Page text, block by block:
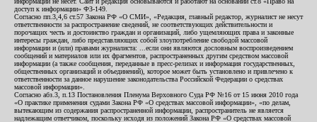
доступ к информации» ФЗ-149.
Согласно пп.3,4,6 ст.57 Закона РФ «О СМИ», «Редакция, главный редактор, журналист не несут
ответственности за распространение сведений, не соответствующих действительности и
порочащих честь и достоинство граждан и организаций, либо ущемляющих права и законные
интересы граждан, либо представляющих собой злоупотребление свободой массовой
информации и (или) правами журналиста: ...если они являются дословным воспроизведением
сообщений и материалов или их фрагментов, распространенных другим средством массовой
информации (а также сообщения, переданные в пресс-релизах и информация государственных,
общественных организаций и объединений), которое может быть установлено и привлечено к
ответственности за данное нарушение законодательства Российской Федерации о средствах
массовой информации».
Согласно абз.3, п.13 Постановления Пленума Верховного Суда РФ №16 от 15 июня 2010 года
«О практике применения судами Закона РФ «О средствах массовой информации», «по делам,
вытекающим из содержания распространенной информации, распространитель не является
надлежащим ответчиком, поскольку исходя из положений Закона РФ «О средствах массовой